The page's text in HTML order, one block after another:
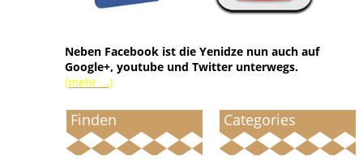
Neben Facebook ist die Yenidze nun auch auf
Google+, youtube und Twitter unterwegs.
(mehr …)
Finden Categories